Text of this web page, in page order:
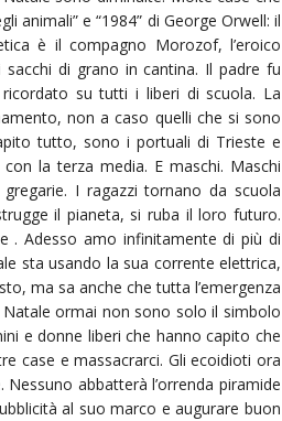
animali” e “1984” di George Orwell: il
è il compagno Morozof, l’eroico
di grano in cantina. Il padre fu
su tutti i liberi di scuola. La
non a caso quelli che si sono
tutto, sono i portuali di Trieste e
la terza media. E maschi. Maschi
I ragazzi tornano da scuola
il pianeta, si ruba il loro futuro.
. Adesso amo infinitamente di più di
sta usando la sua corrente elettrica,
ma sa anche che tutta l’emergenza
ormai non sono solo il simbolo
e donne liberi che hanno capito che
case e massacrarci. Gli ecoidioti ora
abbatterà l’orrenda piramide
al suo marco e augurare buon